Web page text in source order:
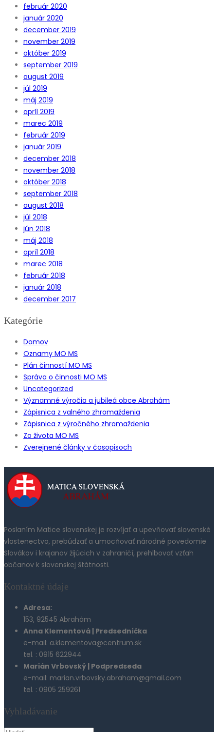
február 2020
január 2020
december 2019
november 2019
október 2019
september 2019
august 2019
júl 2019
máj 2019
apríl 2019
marec 2019
február 2019
január 2019
december 2018
november 2018
október 2018
september 2018
august 2018
júl 2018
jún 2018
máj 2018
apríl 2018
marec 2018
február 2018
január 2018
december 2017
Kategórie
Domov
Oznamy MO MS
Plán činností MO MS
Správa o činnosti MO MS
Uncategorized
Významné výročia a jubileá obce Abrahám
Zápisnica z valného zhromaždenia
Zápisnica z výročného zhromaždenia
Zo života MO MS
Zverejnené články v časopisoch
Poslaním Matice slovenskej je rozvíjať a upevňovať slovenské
vlastenectvo, prebúdzať a umocňovať národné povedomie
Slovákov i krajanov žijúcich v zahraničí, prehlbovať vzťah
občanov k slovenskej štátnosti.
Kontaktné údaje
Adresa:
153, 92545 Abrahám
Anna Klementová | Predsedníčka
e-mail: a.klementova@centrum.sk
tel. : 0915 622944
Marián Vrbovský | Podpredseda
e-mail: marian.vrbovsky.abraham@gmail.com
tel. : 0905 259261
Vyhladávanie